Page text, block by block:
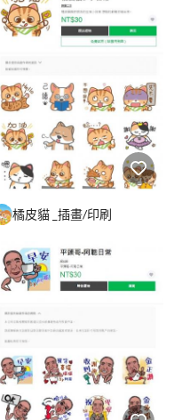
橘皮貓 _插畫/印刷